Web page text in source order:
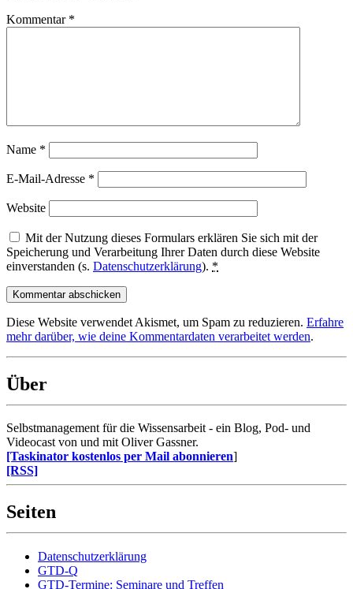
Kommentar *
Name *
E-Mail-Adresse *
Website
Mit der Nutzung dieses Formulars erklären Sie sich mit der
Speicherung und Verarbeitung Ihrer Daten durch diese Website
einverstanden (s. Datenschutzerklärung). *
Diese Website verwendet Akismet, um Spam zu reduzieren. Erfahre
mehr darüber, wie deine Kommentardaten verarbeitet werden.
Über
Selbstmanagement für die Wissensarbeit - ein Blog, Pod- und
Videocast von und mit Oliver Gassner.
[Taskinator kostenlos per Mail abonnieren]
[RSS]
Seiten
Datenschutzerklärung
GTD-Q
GTD-Termine: Seminare und Treffen